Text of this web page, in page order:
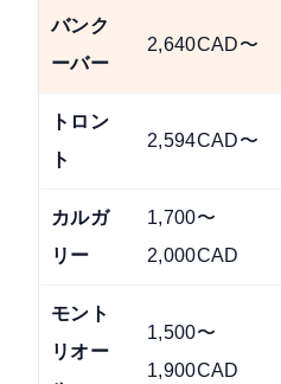
バンク
ーバー
2,640CAD〜
トロン
ト
2,594CAD〜
カルガ
リー
1,700〜
2,000CAD
モント
リオー
1,500〜
1,900CAD